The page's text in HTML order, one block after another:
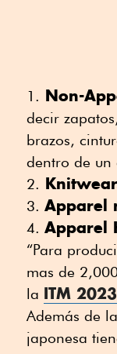
1. Non-
decir
brazos,
dentro de un
2.
3. Apparel
4. Apparel
“Para
mas de
la ITM
Además de
japonesa